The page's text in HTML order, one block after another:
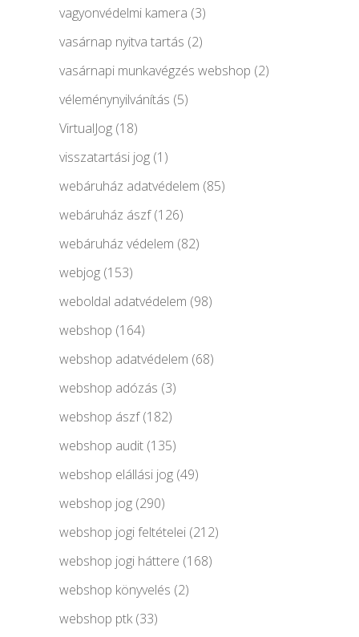
vagyonvédelmi kamera (3)
vasárnap nyitva tartás (2)
vasárnapi munkavégzés webshop (2)
véleménynyilvánítás (5)
VirtualJog (18)
visszatartási jog (1)
webáruház adatvédelem (85)
webáruház ászf(126)
webáruház védelem (82)
webjog (153)
weboldal adatvédelem (98)
webshop (164)
webshop adatvédelem (68)
webshop adózás (3)
webshop ászf(182)
webshop audit (135)
webshop elállási jog (49)
webshop jog (290)
webshop jogi feltételei (212)
webshop jogi háttere (168)
webshop könyvelés (2)
webshop ptk(33)